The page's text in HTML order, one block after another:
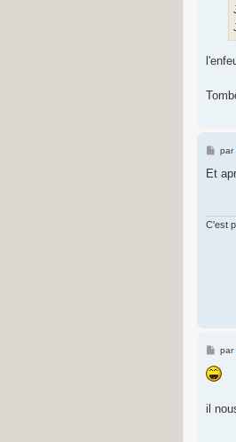
M
s
par
Et
C'est
M
s
s
e
par
il